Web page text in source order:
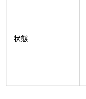
状態